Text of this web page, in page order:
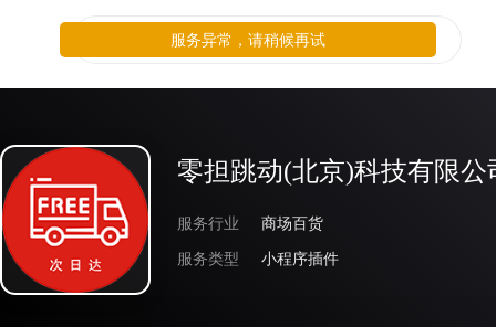
零担跳动(北京)科技有限公
服务行业
商场百货
服务类型
小程序插件
服务异常，请稍候再试